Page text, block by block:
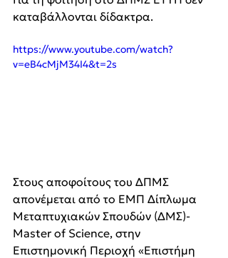
καταβάλλονται δίδακτρα.
https://www.youtube.com/watch?
v=eB4cMjM34I4&t=2s
Στους αποφοίτους του ΔΠΜΣ
απονέμεται από το ΕΜΠ Δίπλωμα
Μεταπτυχιακών Σπουδών (ΔΜΣ)-
Master of Science, στην
Επιστημονική Περιοχή «Επιστήμη